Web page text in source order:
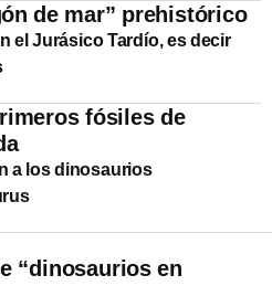
de mar” prehistórico
el Jurásico Tardío, es decir
fósiles de
a los dinosaurios
“dinosaurios en